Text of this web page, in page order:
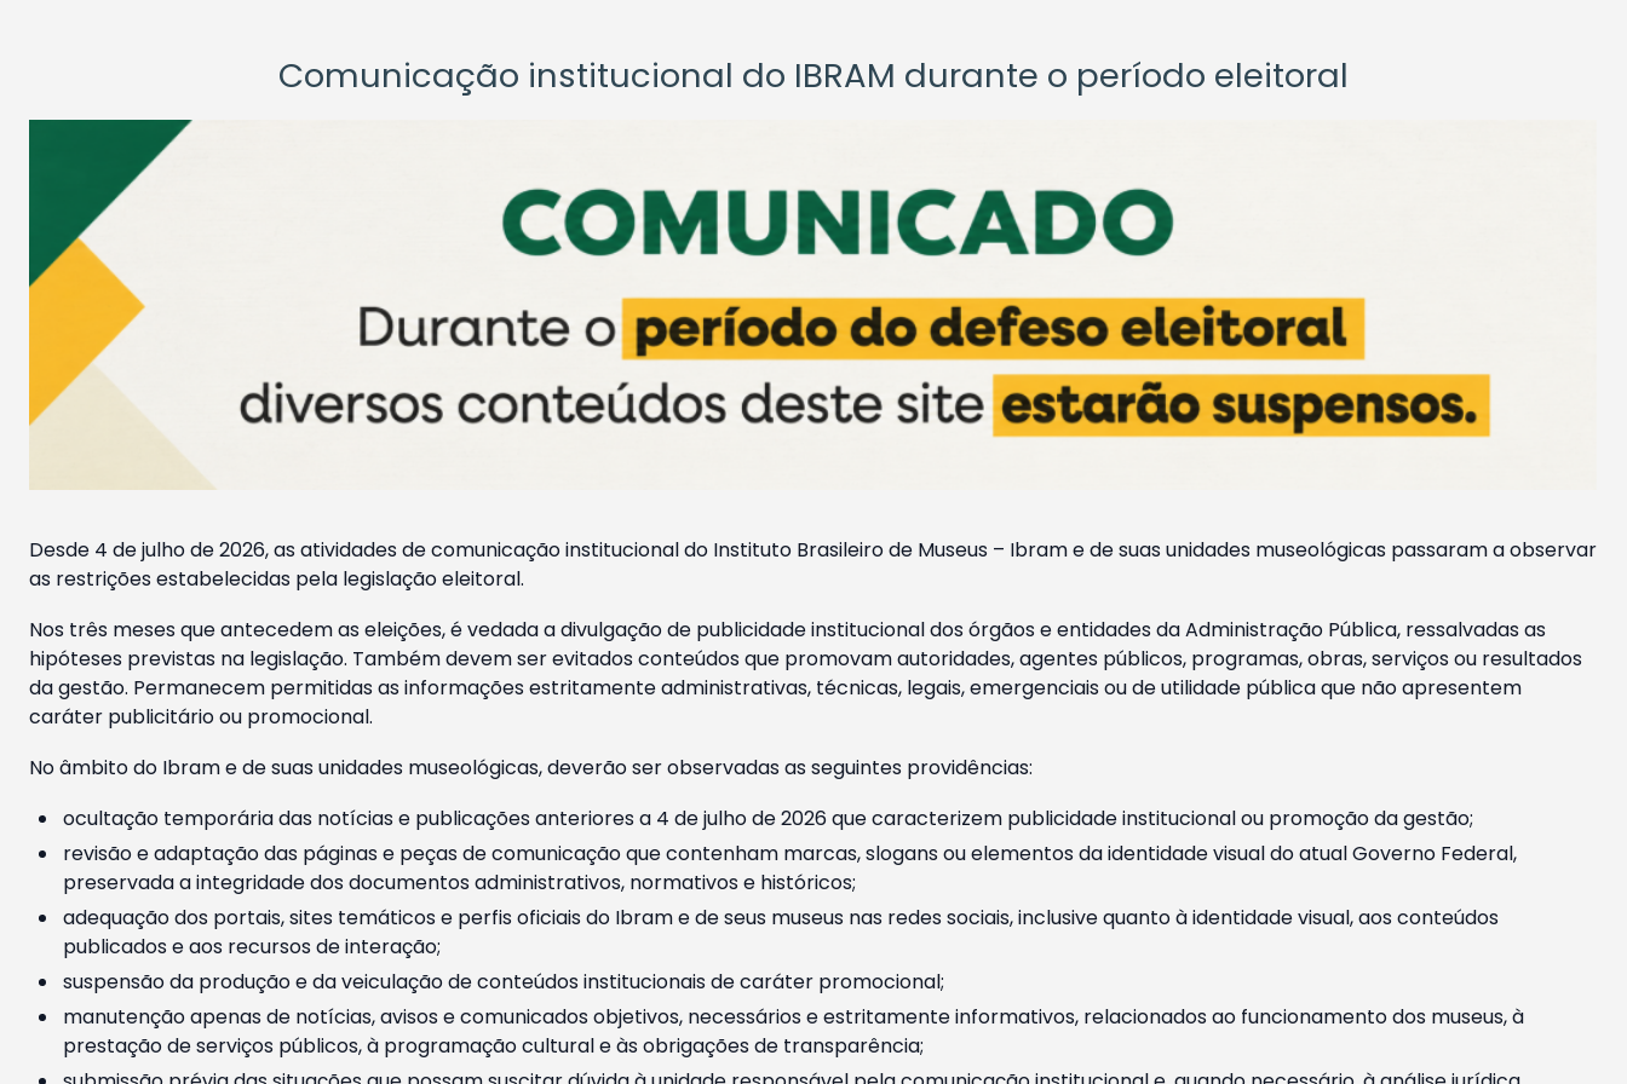
Comunicação institucional do IBRAM durante o período eleitoral
Desde 4 de julho de 2026, as atividades de comunicação institucional do Instituto Brasileiro de Museus – Ibram e de suas unidades museológicas passaram a observar
as restrições estabelecidas pela legislação eleitoral.
Nos três meses que antecedem as eleições, é vedada a divulgação de publicidade institucional dos órgãos e entidades da Administração Pública, ressalvadas as
hipóteses previstas na legislação. Também devem ser evitados conteúdos que promovam autoridades, agentes públicos, programas, obras, serviços ou resultados
da gestão. Permanecem permitidas as informações estritamente administrativas, técnicas, legais, emergenciais ou de utilidade pública que não apresentem
caráter publicitário ou promocional.
No âmbito do Ibram e de suas unidades museológicas, deverão ser observadas as seguintes providências:
ocultação temporária das notícias e publicações anteriores a 4 de julho de 2026 que caracterizem publicidade institucional ou promoção da gestão;
revisão e adaptação das páginas e peças de comunicação que contenham marcas, slogans ou elementos da identidade visual do atual Governo Federal,
preservada a integridade dos documentos administrativos, normativos e históricos;
adequação dos portais, sites temáticos e perfis oficiais do Ibram e de seus museus nas redes sociais, inclusive quanto à identidade visual, aos conteúdos
publicados e aos recursos de interação;
suspensão da produção e da veiculação de conteúdos institucionais de caráter promocional;
manutenção apenas de notícias, avisos e comunicados objetivos, necessários e estritamente informativos, relacionados ao funcionamento dos museus, à
prestação de serviços públicos, à programação cultural e às obrigações de transparência;